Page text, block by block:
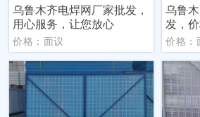
乌鲁木齐电焊网厂家批发，
用心服务，让您放心
价格：面议
乌鲁
发，
价格：